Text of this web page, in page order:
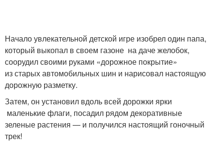
Начало увлекательной детской игре изобрел один папа,
который выкопал в своем газоне на даче желобок,
соорудил своими руками «дорожное покрытие»
из старых автомобильных шин и нарисовал настоящую
дорожную разметку.
Затем, он установил вдоль всей дорожки ярки
маленькие флаги, посадил рядом декоративные
зеленые растения — и получился настоящий гоночный
трек!